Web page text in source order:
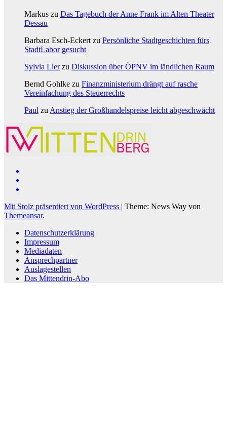
Markus zu Das Tagebuch der Anne Frank im Alten Theater
Dessau
Barbara Esch-Eckert zu Persönliche Stadtgeschichten fürs
StadtLabor gesucht
Sylvia Lierzu Diskussion über ÖPNV im ländlichen Raum
Bernd Gohlke zu Finanzministerium drängt auf rasche
Vereinfachung des Steuerrechts
Paul zu Anstieg der Großhandelspreise leicht abgeschwächt
Mit Stolz präsentiert von WordPress | Theme: News Way von
Themeansar.
Datenschutzerklärung
Impressum
Mediadaten
Ansprechpartner
Auslagestellen
Das Mittendrin-Abo